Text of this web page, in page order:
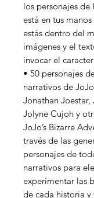
los personajes
está en tus
estás dentro del
imágenes y el
invocar el
• 50 personajes
narrativos de
Jonathan
Jolyne Cujoh y
JoJo’s Bizarre
través de las
personajes de
narrativos para
experimentar las
de cada historia y